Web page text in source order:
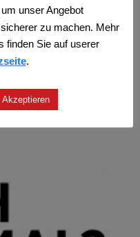
unser Angebot
zu machen. Mehr
finden Sie auf userer
.
Akzeptieren